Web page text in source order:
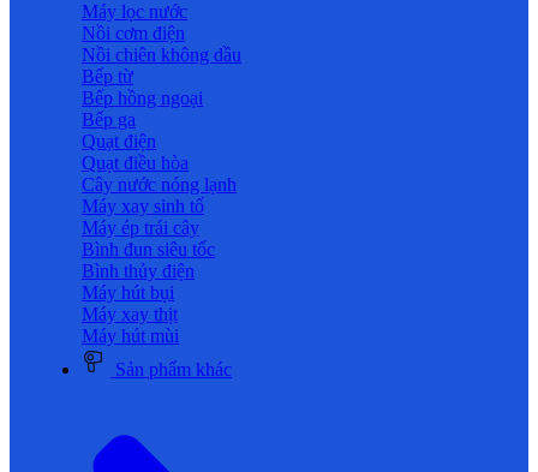
Máy lọc nước
Nồi cơm điện
Nồi chiên không dầu
Bếp từ
Bếp hồng ngoại
Bếp ga
Quạt điện
Quạt điều hòa
Cây nước nóng lạnh
Máy xay sinh tố
Máy ép trái cây
Bình đun siêu tốc
Bình thủy điện
Máy hút bụi
Máy xay thịt
Máy hút mùi
Sản phẩm khác